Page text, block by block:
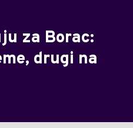
za Borac:
drugi na